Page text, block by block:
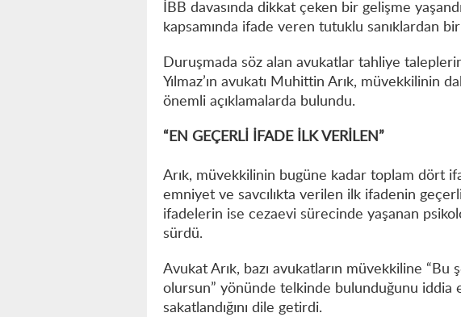
İBB davasında dikkat çeken bir gelişme
kapsamında ifade veren tutuklu sanıklardan
Duruşmada söz alan avukatlar tahliye
Yılmaz’ın avukatı Muhittin Arık, müvekkilinin
önemli açıklamalarda bulundu.
“EN GEÇERLİ İFADE İLK VERİLEN”
Arık, müvekkilinin bugüne kadar toplam dört
emniyet ve savcılıkta verilen ilk ifadenin
ifadelerin ise cezaevi sürecinde yaşanan
sürdü.
Avukat Arık, bazı avukatların müvekkiline
olursun” yönünde telkinde bulunduğunu iddia
sakatlandığını dile getirdi.